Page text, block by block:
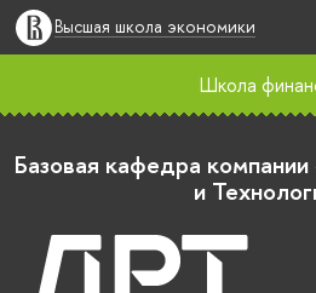
Высшая школа экономики
Школа
Базовая кафедра
и